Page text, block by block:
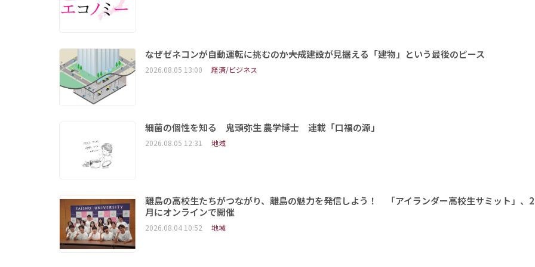
なぜゼネコンが自動運転に挑むのか――大成建設が見据える「建物」という最後のピース
2026.08.05 13:00 経済/ビジネス
細菌の個性を知る 鬼頭弥生 農学博士 連載「口福の源」
2026.08.05 12:31 地域
離島の高校生たちがつながり、離島の魅力を発信しよう！ 「アイランダー高校生サミット」、
月にオンラインで開催
2026.08.04 10:52 地域